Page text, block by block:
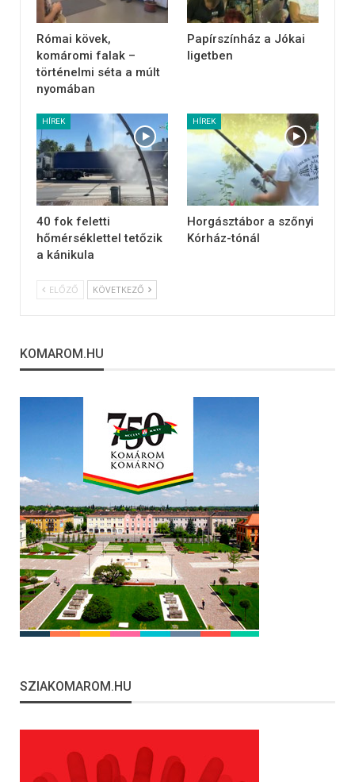
Római kövek,
komáromi falak –
történelmi séta a múlt
nyomában
Papírszínház a Jókai
ligetben
HÍREK
40 fok feletti
hőmérséklettel tetőzik
a kánikula
HÍREK
Horgásztábor a szőnyi
Kórház-tónál
ELŐZŐ KÖVETKEZŐ
KOMAROM.HU
SZIAKOMAROM.HU